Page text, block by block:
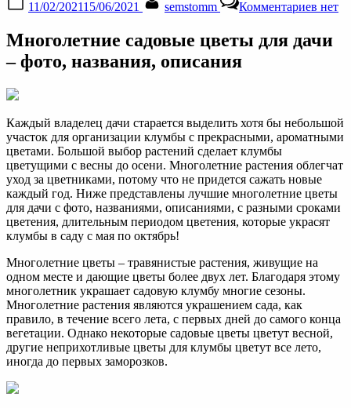
on
11/02/202115/06/2021 semstomm Комментариев
цветы
нет
Многолетние садовые цветы для дачи
– фото, названия, описания
Каждый владелец дачи старается выделить хотя бы небольшой
участок для организации клумбы с прекрасными, ароматными
цветами. Большой выбор растений сделает клумбы
цветущими с весны до осени. Многолетние растения облегчат
уход за цветниками, потому что не придется сажать новые
каждый год. Ниже представлены лучшие многолетние цветы
для дачи с фото, названиями, описаниями, с разными сроками
цветения, длительным периодом цветения, которые украсят
клумбы в саду с мая по октябрь!
Многолетние цветы – травянистые растения, живущие на
одном месте и дающие цветы более двух лет. Благодаря этому
многолетник украшает садовую клумбу многие сезоны.
Многолетние растения являются украшением сада, как
правило, в течение всего лета, с первых дней до самого конца
вегетации. Однако некоторые садовые цветы цветут весной,
другие неприхотливые цветы для клумбы цветут все лето,
иногда до первых заморозков.